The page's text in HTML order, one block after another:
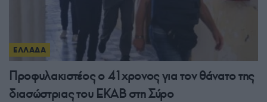
ΕΛΛΑΔΑ
Προφυλακιστέος ο 41χρονος για τον θάνατο της
διασώστριας του ΕΚΑΒ στη Σύρο